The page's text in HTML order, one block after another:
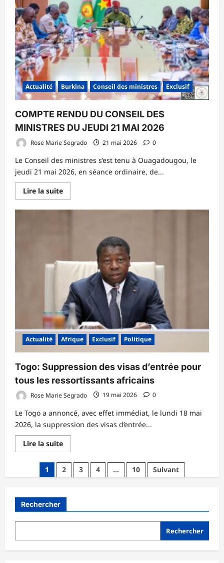
Président
du
Faso
insiste
sur
la
responsabilité
de
chaque
Burkinabè
dans
la
construction
de
paix
sociale
Actualité Burkina Conseil des ministres Exclusif
COMPTE RENDU DU CONSEIL DES
MINISTRES DU JEUDI 21 MAI 2026
Rose Marie Segrado 21 mai 2026 0
Le Conseil des ministres s’est tenu à Ouagadougou, le
jeudi 21 mai 2026, en séance ordinaire, de...
Lire la suiteEn
savoir
sur
MINISTRES
DU
JEUDI
MAI
2026
Actualité Afrique Exclusif Politique
Togo: Suppression des visas d’entrée pour
tous les ressortissants africains
Rose Marie Segrado 19 mai 2026 0
Le Togo a annoncé, avec effet immédiat, le lundi 18 mai
2026, la suppression des visas d’entrée...
Lire la suiteEn
savoir
sur
Togo:
Suppression
d’entrée
tous
les
Pagination
publications
1 2 3 4 … 10 Suivant
Rechercher
Rechercher